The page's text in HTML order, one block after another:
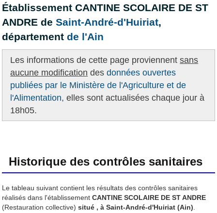
Établissement CANTINE SCOLAIRE DE ST
ANDRE deSaint-André-d'Huiriat,
départementde l'Ain
Les informations de cette page proviennentsans
aucune modification desdonnées ouvertes
publiées par le Ministère de l'Agriculture et de
l'Alimentation, elles sont actualisées chaque jour à
18h05.
Historique des contrôles sanitaires
Le tableau suivant contient les résultats des contrôles sanitaires
réalisés dans l'établissementCANTINE SCOLAIRE DE ST ANDRE
(Restauration collective) situé , à Saint-André-d'Huiriat (Ain)